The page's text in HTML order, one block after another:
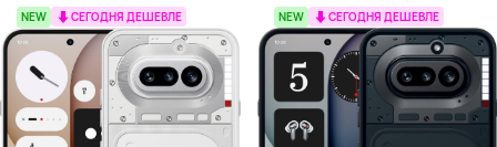
NEW СЕГОДНЯ ДЕШЕВЛЕ NEW СЕГОДНЯ ДЕШЕВЛЕ